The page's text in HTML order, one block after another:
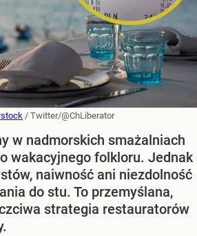
/ Twitter/@ChLiberator
w nadmorskich smażalniach
wakacyjnego folkloru. Jednak
naiwność ani niezdolność
do stu. To przemyślana,
strategia restauratorów